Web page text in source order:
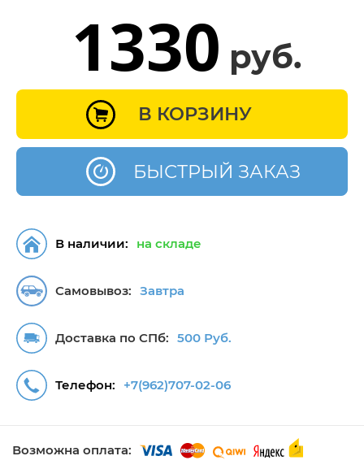
1330 руб.
БЫСТРЫЙ ЗАКАЗ
В КОРЗИНУ
Самовывоз: Завтра
Доставка по СПб: 500 Руб.
В наличии: на складе
Телефон: +7(962)707-02-06
Возможна оплата: